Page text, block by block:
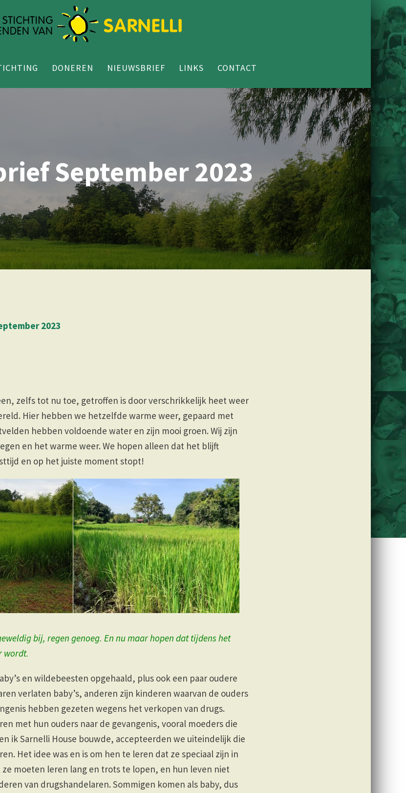
DONEREN NIEUWSBRIEF LINKS CONTACT
September 2023
2023
zelfs tot nu toe, getroffen is door verschrikkelijk heet weer
Hier hebben we hetzelfde warme weer, gepaard met
hebben voldoende water en zijn mooi groen. Wij zijn
en het warme weer. We hopen alleen dat het blijft
en op het juiste moment stopt!
bij, regen genoeg. En nu maar hopen dat tijdens het
wordt.
en wildebeesten opgehaald, plus ook een paar oudere
verlaten baby’s, anderen zijn kinderen waarvan de ouders
hebben gezeten wegens het verkopen van drugs.
met hun ouders naar de gevangenis, vooral moeders die
ik Sarnelli House bouwde, accepteerden we uiteindelijk die
Het idee was en is om hen te leren dat ze speciaal zijn in
ze moeten leren lang en trots te lopen, en hun leven niet
van drugshandelaren. Sommigen komen als baby, dus